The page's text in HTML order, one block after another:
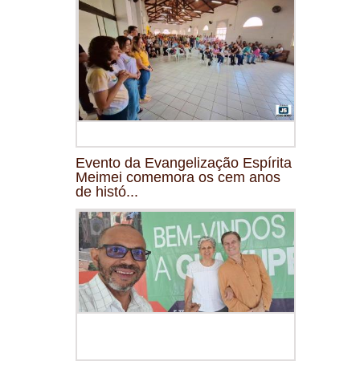
Evento da Evangelização Espírita
Meimei comemora os cem anos
de histó...